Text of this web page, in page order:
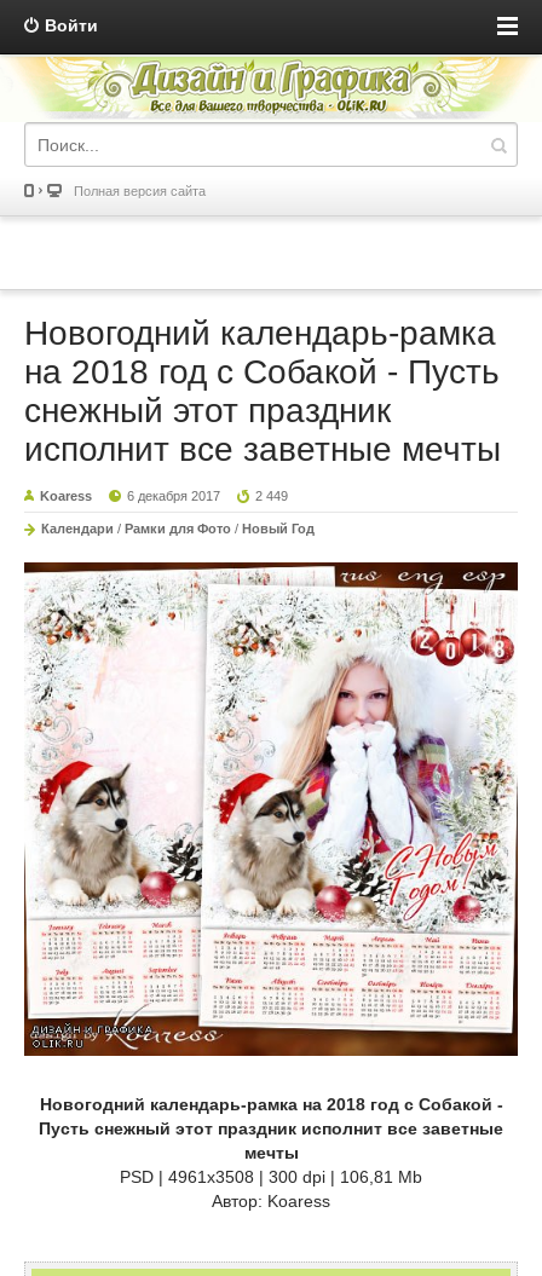
Войти
Полная версия сайта
Новогодний календарь-рамка
на 2018 год с Собакой - Пусть
снежный этот праздник
исполнит все заветные мечты
Koaress 6 декабря 2017 2 449
Календари / Рамки для Фото / Новый Год
Новогодний календарь-рамка на 2018 год с Собакой -
Пусть снежный этот праздник исполнит все заветные
мечты
PSD | 4961x3508 | 300 dpi | 106,81 Mb
Автор: Koaress